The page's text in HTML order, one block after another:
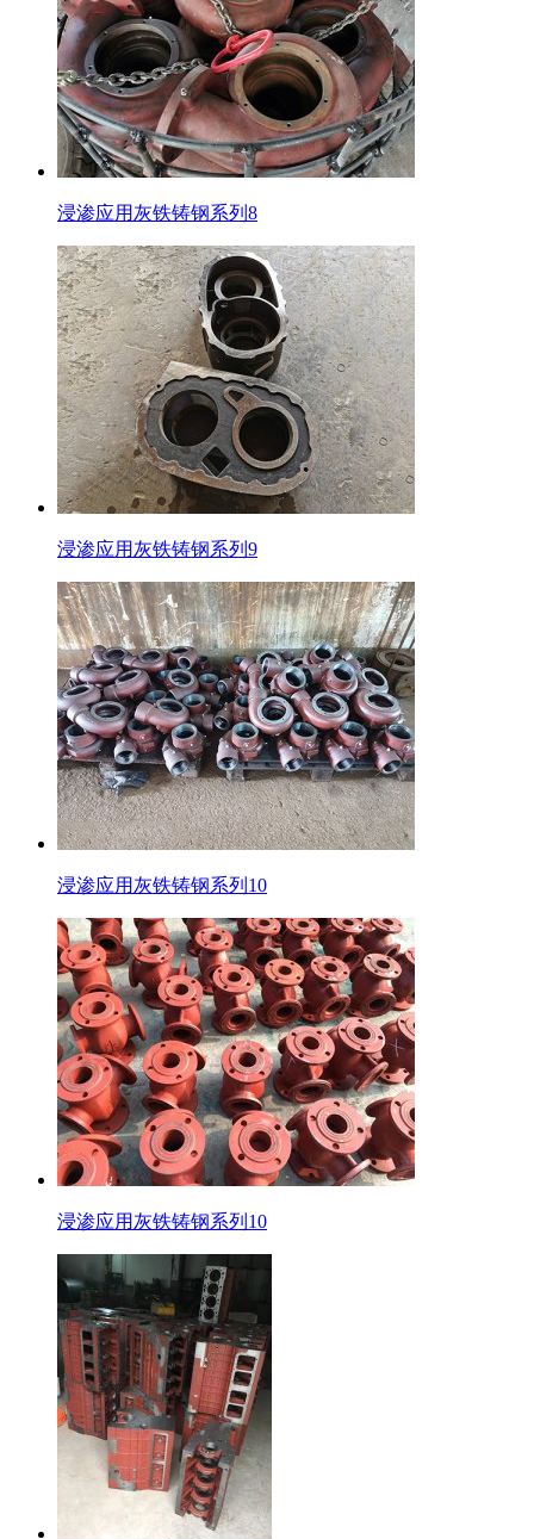
浸渗应用灰铁铸钢系列8
浸渗应用灰铁铸钢系列9
浸渗应用灰铁铸钢系列10
浸渗应用灰铁铸钢系列10